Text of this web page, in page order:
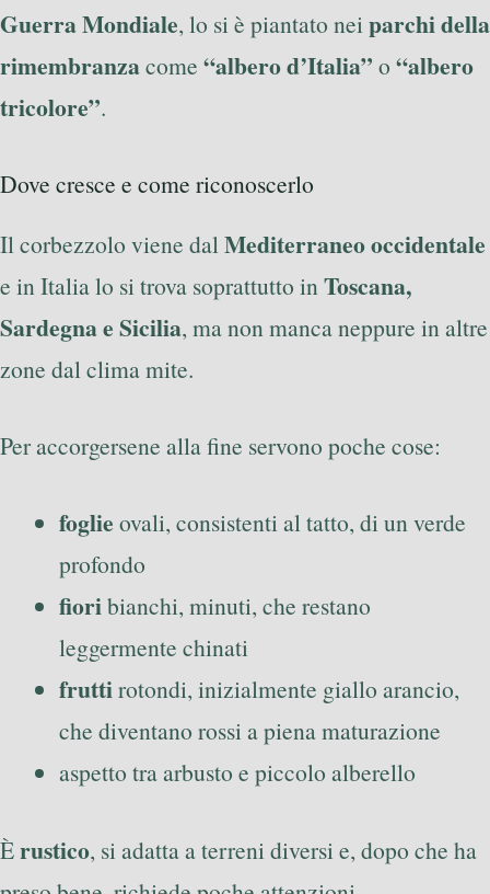
Guerra Mondiale, lo si è piantato nei parchi della
rimembranzacome “albero d’Italia” o “albero
tricolore”.
Dove cresce e come riconoscerlo
Il corbezzolo viene dal Mediterraneo occidentale
e in Italia lo si trova soprattutto in Toscana,
Sardegna e Sicilia, ma non manca neppure in altre
zone dal clima mite.
Per accorgersene alla fine servono poche cose:
foglie ovali, consistenti al tatto, di un verde
profondo
fioribianchi, minuti, che restano
leggermente chinati
fruttirotondi, inizialmente giallo arancio,
che diventano rossi a piena maturazione
aspetto tra arbusto e piccolo alberello
Èrustico, si adatta a terreni diversi e, dopo che ha